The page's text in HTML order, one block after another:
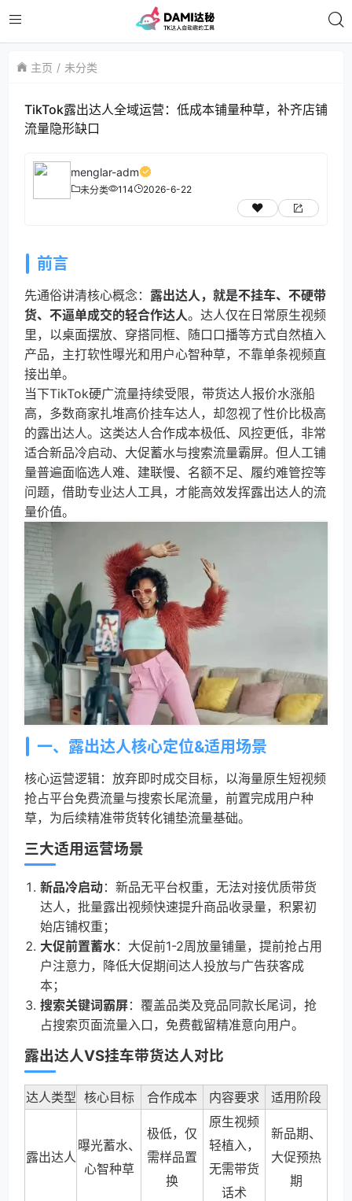
主页 未分类
TikTok露出达人全域运营：低成本铺量种草，补齐店铺
流量隐形缺口
menglar-adm
未分类 114 2026-6-22
前言
先通俗讲清核心概念： 露出达人，就是不挂车、不硬带
货、不逼单成交的轻合作达人。达人仅在日常原生视频
里，以桌面摆放、穿搭同框、随口口播等方式自然植入
产品，主打软性曝光和用户心智种草，不靠单条视频直
接出单。
当下TikTok硬广流量持续受限，带货达人报价水涨船
高，多数商家扎堆高价挂车达人，却忽视了性价比极高
的露出达人。这类达人合作成本极低、风控更低，非常
适合新品冷启动、大促蓄水与搜索流量霸屏。但人工铺
量普遍面临选人难、建联慢、名额不足、履约难管控等
问题，借助专业达人工具，才能高效发挥露出达人的流
量价值。
一、露出达人核心定位&适用场景
核心运营逻辑：放弃即时成交目标，以海量原生短视频
抢占平台免费流量与搜索长尾流量，前置完成用户种
草，为后续精准带货转化铺垫流量基础。
三大适用运营场景
新品冷启动：新品无平台权重，无法对接优质带货
达人，批量露出视频快速提升商品收录量，积累初
始店铺权重；
大促前置蓄水：大促前1-2周放量铺量，提前抢占用
户注意力，降低大促期间达人投放与广告获客成
本；
搜索关键词霸屏：覆盖品类及竞品同款长尾词，抢
占搜索页面流量入口，免费截留精准意向用户。
露出达人VS挂车带货达人对比
达人类型 核心目标 合作成本 内容要求 适用阶段
露出达人
曝光蓄水、
心智种草
极低，仅
需样品置
换
原生视频
轻植入，
无需带货
话术
新品期、
大促预热
期